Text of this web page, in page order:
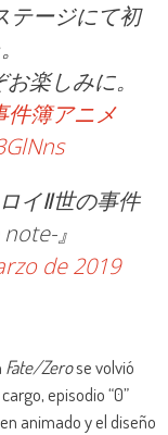
テージにて初
楽しみに。
件簿アニメ
イⅡ世の事件
』
de 2019
Fate/Zerose volvió
episodio “0”
animado y el diseño